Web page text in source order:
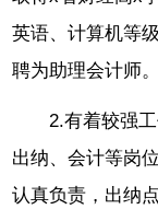
英语、计算机等
聘为助理会计师。
2.有着较强
出纳、会计等岗
认真负责，出纳